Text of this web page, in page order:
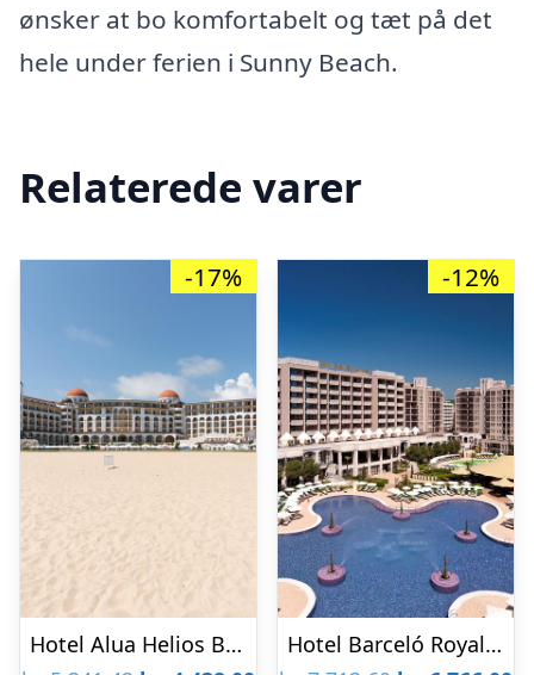
ønsker at bo komfortabelt og tæt på det
hele under ferien i Sunny Beach.
Relaterede varer
-17%
Hotel Alua Helios Bay
-12%
Hotel Barceló Royal Beach